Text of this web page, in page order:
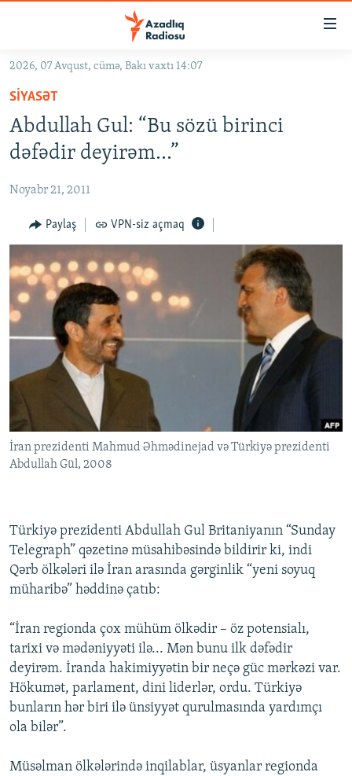
Əsas
qayıt
Əsas
naviqasiyaya
qayıt
Axtarışa
GÜNDƏM
#İZAHLA
KORRUPSIOMETR
FƏRQƏ BAX
QANUNI DOĞRU
ARAŞDIRMA
MULTIMEDIA
VIDEO
FOTOQALEREYA
İNFOQRAFIKA
KARIKATURA
RADIO ARXIV
OXU ZALI
AZƏRBAYCAN ƏDƏBIYYATI KITABXANASI
İSLAM VƏ DEMOKRATIYA
İZ - MƏDƏNIYYƏT PROQRAMI
HAQQIMIZDA
MISSIYAMIZ
PEŞƏ ETIKASI VƏ JURNALISTIKA STANDARTLARIMIZ
MATERIALLARIMIZDAN ISTIFADƏ
AZADLIQRADIOSU MOBIL TELEFONUNUZDA
BIZI IZLƏ
RFE/RL-in bütün saytları
2026, 07 Avqust, cümə, Bakı vaxtı 14:07
SIYASƏT
Abdullah Gul: “Bu sözü birinci
dəfədir deyirəm...”
Noyabr 21, 2011
Paylaş VPN-siz açmaq
İran prezidenti Mahmud Əhmədinejad və Türkiyə prezidenti
Abdullah Gül, 2008
Türkiyə prezidenti Abdullah Gul Britaniyanın “Sunday
Telegraph” qəzetinə müsahibəsində bildirir ki, indi
Qərb ölkələri ilə İran arasında gərginlik “yeni soyuq
müharibə” həddinə çatıb:
“İran regionda çox mühüm ölkədir – öz potensialı,
tarixi və mədəniyyəti ilə... Mən bunu ilk dəfədir
deyirəm. İranda hakimiyyətin bir neçə güc mərkəzi var.
Hökumət, parlament, dini liderlər, ordu. Türkiyə
bunların hər biri ilə ünsiyyət qurulmasında yardımçı
ola bilər”.
Müsəlman ölkələrində inqilablar, üsyanlar regionda